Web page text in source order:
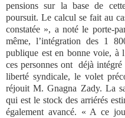
pensions sur la base de
poursuit. Le calcul se fait au
constatée », a noté le porte-
même, l’intégration des 1
publique est en bonne voie, à
ces personnes ont déjà
liberté syndicale, le volet
réjouit M. Gnagna Zady. La
qui est le stock des arriérés
également avancé. « A ce